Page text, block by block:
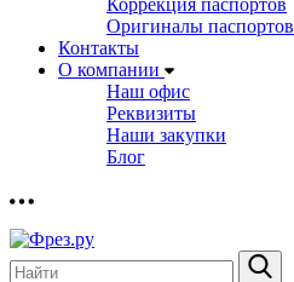
Коррекция паспортов
Оригиналы паспортов
Контакты
О компании
Наш офис
Реквизиты
Наши закупки
Блог